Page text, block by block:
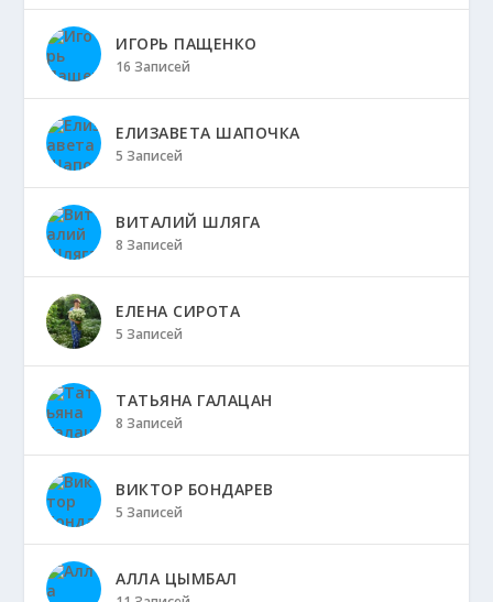
ИГОРЬ ПАЩЕНКО
16 Записей
ЕЛИЗАВЕТА ШАПОЧКА
5 Записей
ВИТАЛИЙ ШЛЯГА
8 Записей
ЕЛЕНА СИРОТА
5 Записей
ТАТЬЯНА ГАЛАЦАН
8 Записей
ВИКТОР БОНДАРЕВ
5 Записей
АЛЛА ЦЫМБАЛ